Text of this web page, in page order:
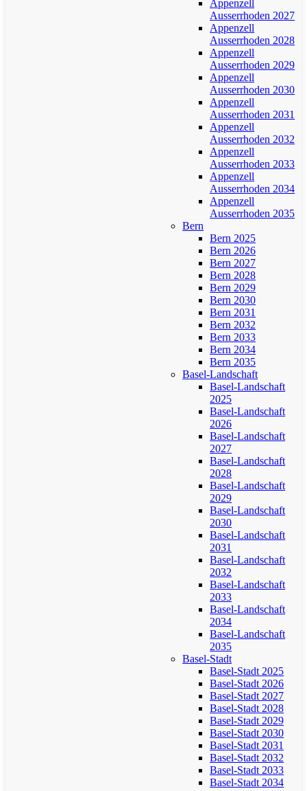
Appenzell
Ausserrhoden 2027
Appenzell
Ausserrhoden 2028
Appenzell
Ausserrhoden 2029
Appenzell
Ausserrhoden 2030
Appenzell
Ausserrhoden 2031
Appenzell
Ausserrhoden 2032
Appenzell
Ausserrhoden 2033
Appenzell
Ausserrhoden 2034
Appenzell
Ausserrhoden 2035
Bern
Bern 2025
Bern 2026
Bern 2027
Bern 2028
Bern 2029
Bern 2030
Bern 2031
Bern 2032
Bern 2033
Bern 2034
Bern 2035
Basel-Landschaft
Basel-Landschaft
2025
Basel-Landschaft
2026
Basel-Landschaft
2027
Basel-Landschaft
2028
Basel-Landschaft
2029
Basel-Landschaft
2030
Basel-Landschaft
2031
Basel-Landschaft
2032
Basel-Landschaft
2033
Basel-Landschaft
2034
Basel-Landschaft
2035
Basel-Stadt
Basel-Stadt 2025
Basel-Stadt 2026
Basel-Stadt 2027
Basel-Stadt 2028
Basel-Stadt 2029
Basel-Stadt 2030
Basel-Stadt 2031
Basel-Stadt 2032
Basel-Stadt 2033
Basel-Stadt 2034